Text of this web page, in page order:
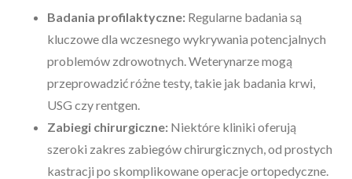
Badania profilaktyczne: Regularne badania są
kluczowe dla wczesnego wykrywania potencjalnych
problemów zdrowotnych. Weterynarze mogą
przeprowadzić różne testy, takie jak badania krwi,
USG czy rentgen.
Zabiegi chirurgiczne: Niektóre kliniki oferują
szeroki zakres zabiegów chirurgicznych, od prostych
kastracji po skomplikowane operacje ortopedyczne.